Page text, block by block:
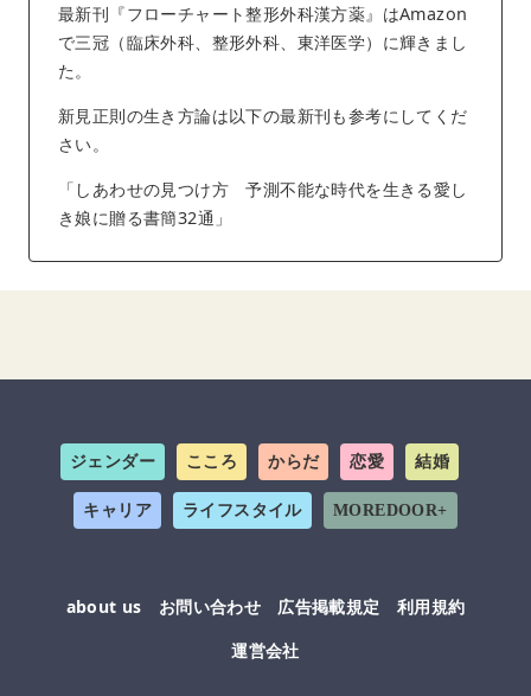
最新刊『フローチャート整形外科漢方薬』はAmazon
で三冠（臨床外科、整形外科、東洋医学）に輝きまし
た。
新見正則の生き方論は以下の最新刊も参考にしてくだ
さい。
「しあわせの見つけ方 予測不能な時代を生きる愛し
き娘に贈る書簡32通」
ジェンダー こころ からだ 恋愛 結婚
キャリア ライフスタイル MOREDOOR+
about us お問い合わせ 広告掲載規定
利用規約
運営会社